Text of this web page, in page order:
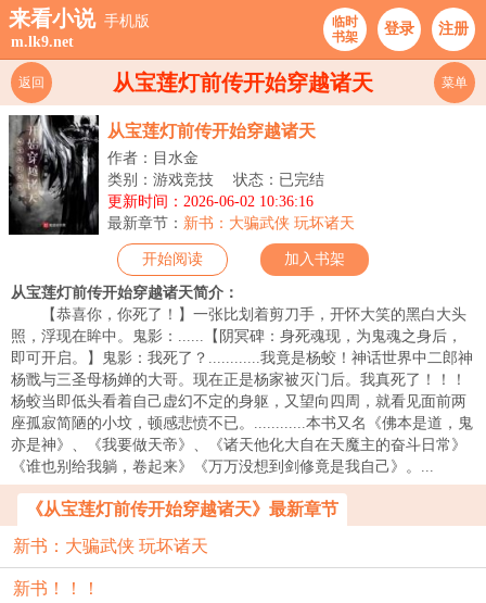
来看小说 手机版
m.lk9.net
临时
书架
登录 注册
从宝莲灯前传开始穿越诸天
返回 菜单
从宝莲灯前传开始穿越诸天
作者：目水金
类别：游戏竞技
状态：已完结
更新时间：2026-06-02 10:36:16
最新章节： 新书：大骗武侠 玩坏诸天
开始阅读 加入书架
从宝莲灯前传开始穿越诸天简介：
【恭喜你，你死了！】一张比划着剪刀手，开怀大笑的黑白大头
照，浮现在眸中。鬼影：......【阴冥碑：身死魂现，为鬼魂之身后，
即可开启。】鬼影：我死了？............我竟是杨蛟！神话世界中二郎神
杨戬与三圣母杨婵的大哥。现在正是杨家被灭门后。我真死了！！！
杨蛟当即低头看着自己虚幻不定的身躯，又望向四周，就看见面前两
座孤寂简陋的小坟，顿感悲愤不已。............本书又名《佛本是道，鬼
亦是神》、《我要做天帝》、《诸天他化大自在天魔主的奋斗日常》
《谁也别给我躺，卷起来》《万万没想到剑修竟是我自己》。...
《从宝莲灯前传开始穿越诸天》最新章节
新书：大骗武侠 玩坏诸天
新书！！！